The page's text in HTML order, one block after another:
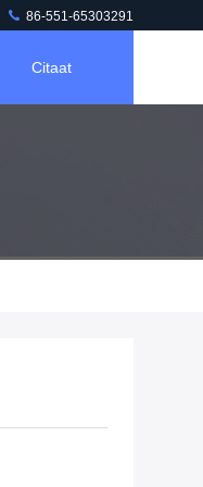
86-551-65303291
Citaat